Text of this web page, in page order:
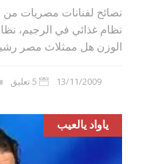
نصائح لفنانات مصريات
نظام غذائي في الرجيم،
الوزن هل ممثلاث مصر
13/11/2009 5 تعليق
ياواد يالعيب